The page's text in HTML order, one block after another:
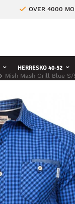
OVER 4000
HERRESKO 40-52
Mish Mash Grill Blue S/